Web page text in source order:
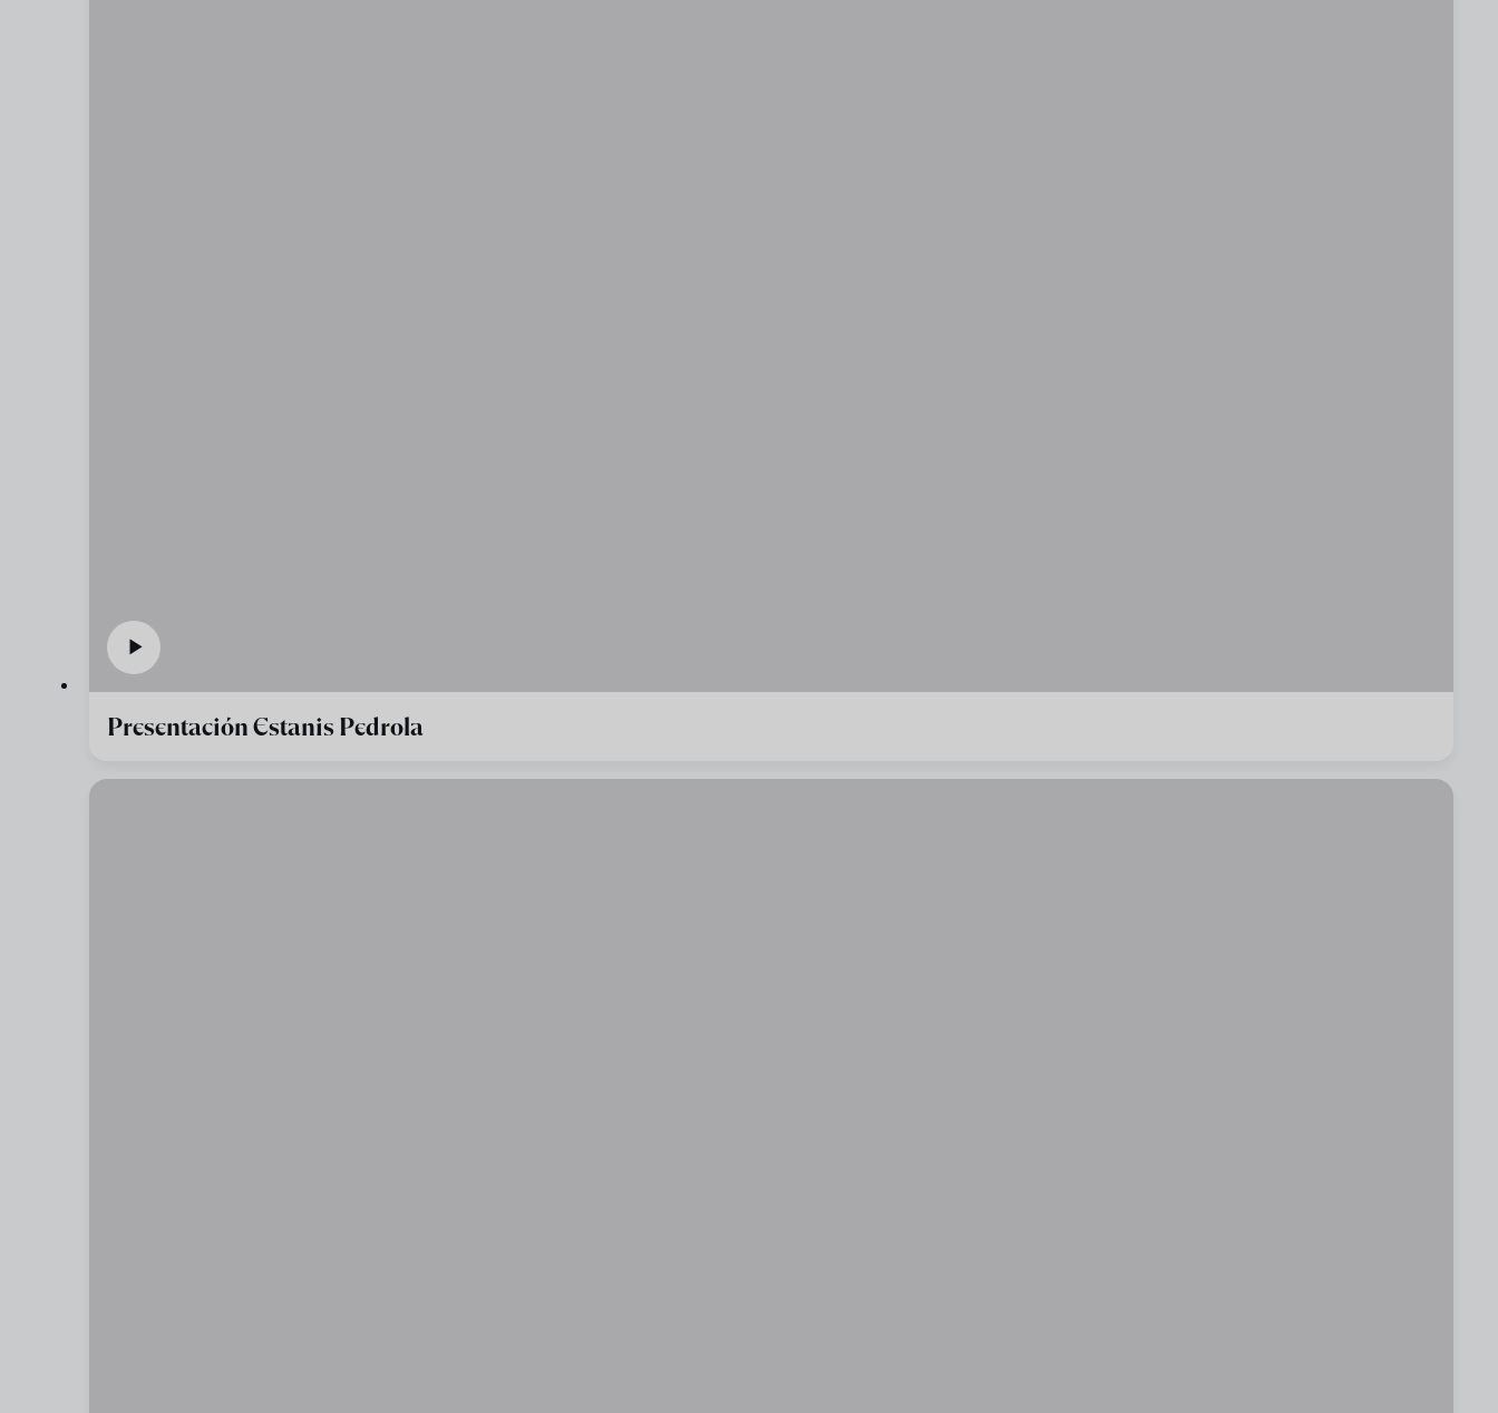
Presentación Estanis Pedrola